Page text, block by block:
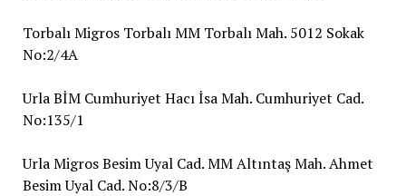
Torbalı Migros Torbalı MM Torbalı Mah. 5012 Sokak
No:2/4A
Urla BİM Cumhuriyet Hacı İsa Mah. Cumhuriyet Cad.
No:135/1
Urla Migros Besim Uyal Cad. MM Altıntaş Mah. Ahmet
Besim Uyal Cad. No:8/3/B